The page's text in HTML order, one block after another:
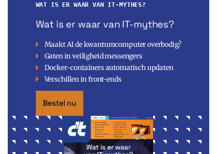
WAT IS ER WAAR VAN IT-MYTHES?
Wat is er waar van IT-mythes?
Maakt AI de kwantumcomputer overbodig?
Gaten in veiligheid messengers
Docker-containers automatisch updaten
Verschillen in front-ends
Bestel nu